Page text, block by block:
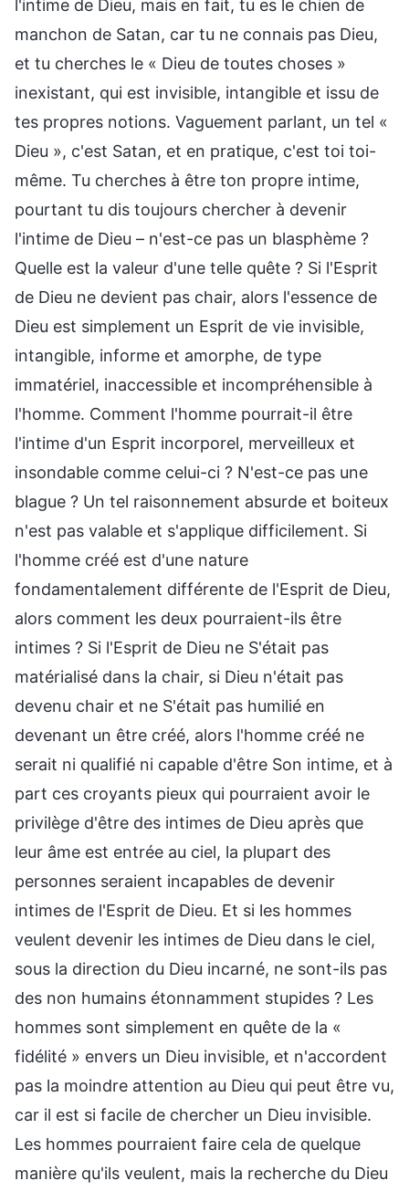
l'intime de Dieu, mais en fait, tu es le chien de
manchon de Satan, car tu ne connais pas Dieu,
et tu cherches le « Dieu de toutes choses »
inexistant, qui est invisible, intangible et issu de
tes propres notions. Vaguement parlant, un tel «
Dieu », c'est Satan, et en pratique, c'est toi toi-
même. Tu cherches à être ton propre intime,
pourtant tu dis toujours chercher à devenir
l'intime de Dieu – n'est-ce pas un blasphème ?
Quelle est la valeur d'une telle quête ? Si l'Esprit
de Dieu ne devient pas chair, alors l'essence de
Dieu est simplement un Esprit de vie invisible,
intangible, informe et amorphe, de type
immatériel, inaccessible et incompréhensible à
l'homme. Comment l'homme pourrait-il être
l'intime d'un Esprit incorporel, merveilleux et
insondable comme celui-ci ? N'est-ce pas une
blague ? Un tel raisonnement absurde et boiteux
n'est pas valable et s'applique difficilement. Si
l'homme créé est d'une nature
fondamentalement différente de l'Esprit de Dieu,
alors comment les deux pourraient-ils être
intimes ? Si l'Esprit de Dieu ne S'était pas
matérialisé dans la chair, si Dieu n'était pas
devenu chair et ne S'était pas humilié en
devenant un être créé, alors l'homme créé ne
serait ni qualifié ni capable d'être Son intime, et à
part ces croyants pieux qui pourraient avoir le
privilège d'être des intimes de Dieu après que
leur âme est entrée au ciel, la plupart des
personnes seraient incapables de devenir
intimes de l'Esprit de Dieu. Et si les hommes
veulent devenir les intimes de Dieu dans le ciel,
sous la direction du Dieu incarné, ne sont-ils pas
des non humains étonnamment stupides ? Les
hommes sont simplement en quête de la «
fidélité » envers un Dieu invisible, et n'accordent
pas la moindre attention au Dieu qui peut être vu,
car il est si facile de chercher un Dieu invisible.
Les hommes pourraient faire cela de quelque
manière qu'ils veulent, mais la recherche du Dieu